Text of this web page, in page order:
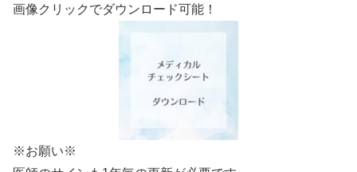
画像クリックでダウンロード可能！
※お願い※